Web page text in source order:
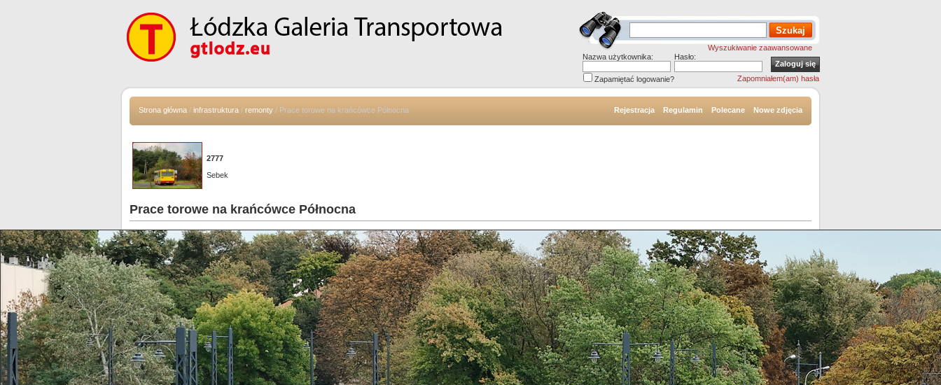
Wyszukiwanie zaawansowane
Nazwa użytkownika:
Hasło:
Zapamiętać logowanie? Zapomniałem(am) hasła
Strona główna / infrastruktura / remonty / Prace torowe na krańcówce Północna Rejestracja Regulamin Polecane Nowe zdjęcia
2777
Sebek
Prace torowe na krańcówce Północna